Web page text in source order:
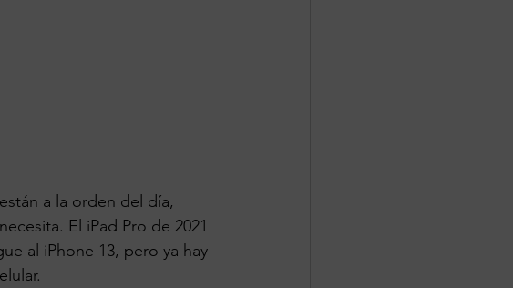
a la orden del día,
El iPad Pro de 2021
al iPhone 13, pero ya hay